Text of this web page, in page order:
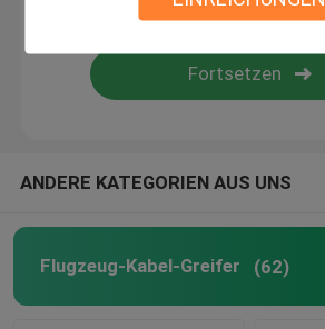
Drahtsuspendierungsausrüstung
Kabel-Anzeigen-Komponenten
Decken-Kabel-hängendes System
ANDERE KATEGORIEN AUS UNS
Flugzeug-Kabel-Greifer (62)